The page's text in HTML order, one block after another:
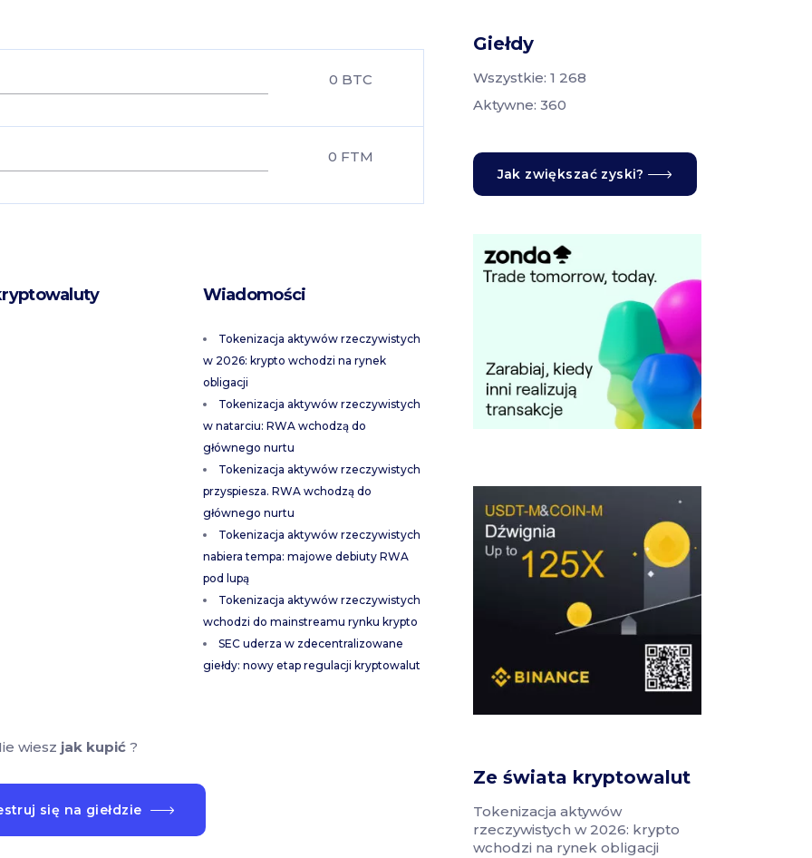
0 BTC
0 FTM
Wiadomości
Tokenizacja aktywów rzeczywistych
w 2026: krypto wchodzi na rynek
obligacji
Tokenizacja aktywów rzeczywistych
w natarciu: RWA wchodzą do
głównego nurtu
Tokenizacja aktywów rzeczywistych
przyspiesza. RWA wchodzą do
głównego nurtu
Tokenizacja aktywów rzeczywistych
nabiera tempa: majowe debiuty RWA
pod lupą
Tokenizacja aktywów rzeczywistych
wchodzi do mainstreamu rynku krypto
SEC uderza w zdecentralizowane
giełdy: nowy etap regulacji kryptowalut
wiesz jak kupić?
się na giełdzie
Giełdy
Wszystkie: 1 268
Aktywne: 360
Jak zwiększać zyski?
Ze świata kryptowalut
Tokenizacja aktywów
rzeczywistych w 2026: krypto
wchodzi na rynek obligacji